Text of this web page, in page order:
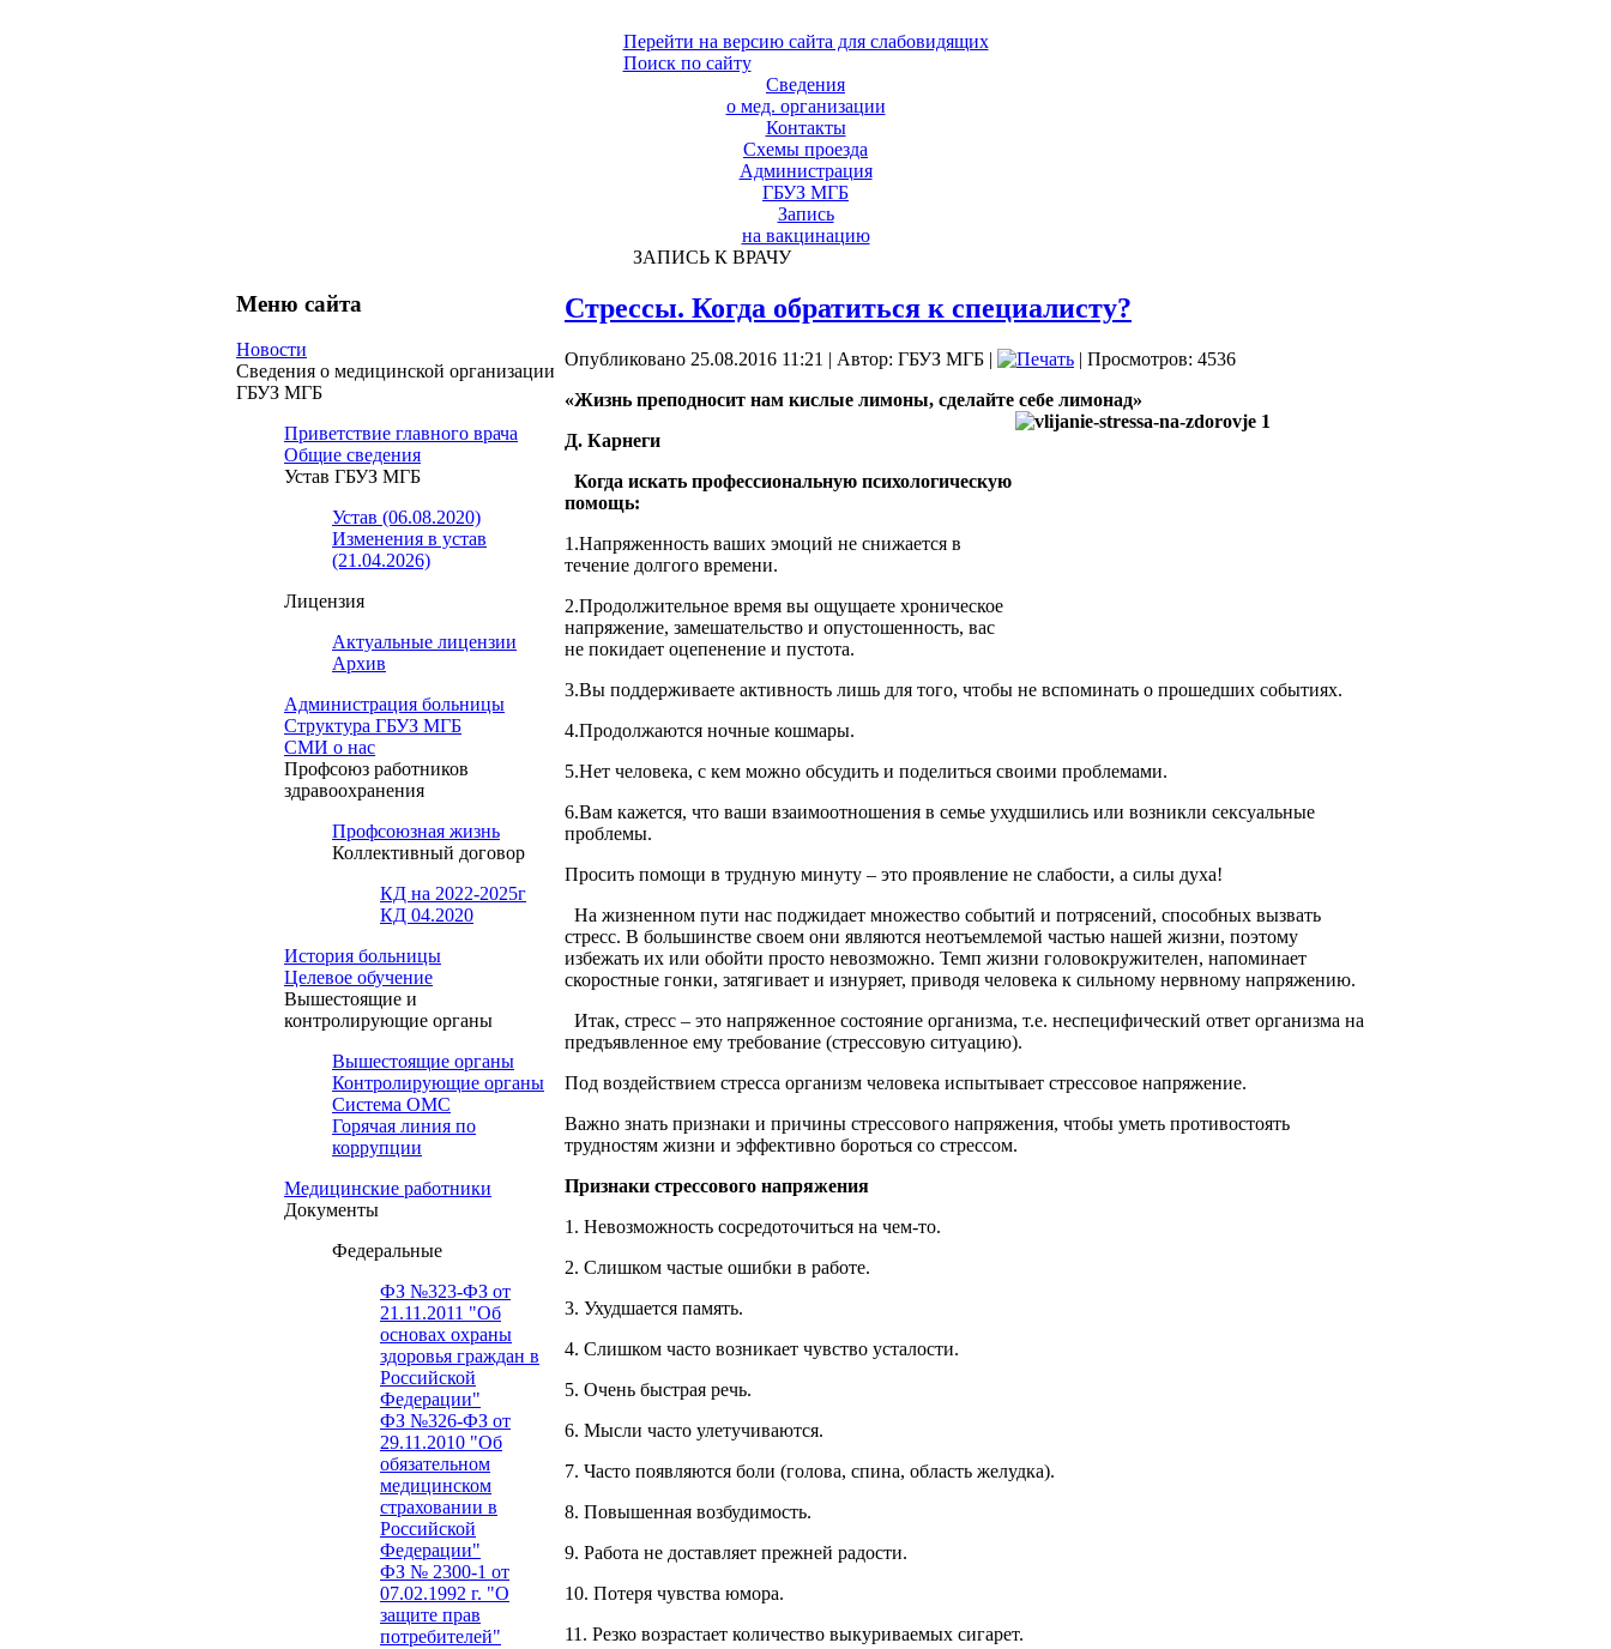
Перейти на версию сайта для слабовидящих
Поиск по сайту
Сведения
о мед. организации
Контакты
Схемы проезда
Администрация
ГБУЗ МГБ
Запись
на вакцинацию
ЗАПИСЬ К ВРАЧУ
Меню сайта
Новости
Сведения о медицинской организации
ГБУЗ МГБ
Приветствие главного врача
Общие сведения
Устав ГБУЗ МГБ
Устав (06.08.2020)
Изменения в устав
(21.04.2026)
Лицензия
Актуальные лицензии
Архив
Администрация больницы
Структура ГБУЗ МГБ
СМИ о нас
Профсоюз работников
здравоохранения
Профсоюзная жизнь
Коллективный договор
КД на 2022-2025г
КД 04.2020
История больницы
Целевое обучение
Вышестоящие и
контролирующие органы
Вышестоящие органы
Контролирующие органы
Система ОМС
Горячая линия по
коррупции
Медицинские работники
Документы
Федеральные
ФЗ №323-ФЗ от
21.11.2011 "Об
основах охраны
здоровья граждан в
Российской
Федерации"
ФЗ №326-ФЗ от
29.11.2010 "Об
обязательном
медицинском
страховании в
Российской
Федерации"
ФЗ № 2300-1 от
07.02.1992 г. "О
защите прав
потребителей"
Стрессы. Когда обратиться к специалисту?
Опубликовано 25.08.2016 11:21 | Автор: ГБУЗ МГБ |
| Просмотров: 4536
«Жизнь преподносит нам кислые лимоны, сделайте себе лимонад»
Д. Карнеги
Когда искать профессиональную психологическую
помощь:
1.Напряженность ваших эмоций не снижается в
течение долгого времени.
2.Продолжительное время вы ощущаете хроническое
напряжение, замешательство и опустошенность, вас
не покидает оцепенение и пустота.
3.Вы поддерживаете активность лишь для того, чтобы не вспоминать о прошедших событиях.
4.Продолжаются ночные кошмары.
5.Нет человека, с кем можно обсудить и поделиться своими проблемами.
6.Вам кажется, что ваши взаимоотношения в семье ухудшились или возникли сексуальные
проблемы.
Просить помощи в трудную минуту – это проявление не слабости, а силы духа!
На жизненном пути нас поджидает множество событий и потрясений, способных вызвать
стресс. В большинстве своем они являются неотъемлемой частью нашей жизни, поэтому
избежать их или обойти просто невозможно. Темп жизни головокружителен, напоминает
скоростные гонки, затягивает и изнуряет, приводя человека к сильному нервному напряжению.
Итак, стресс – это напряженное состояние организма, т.е. неспецифический ответ организма на
предъявленное ему требование (стрессовую ситуацию).
Под воздействием стресса организм человека испытывает стрессовое напряжение.
Важно знать признаки и причины стрессового напряжения, чтобы уметь противостоять
трудностям жизни и эффективно бороться со стрессом.
Признаки стрессового напряжения
1. Невозможность сосредоточиться на чем-то.
2. Слишком частые ошибки в работе.
3. Ухудшается память.
4. Слишком часто возникает чувство усталости.
5. Очень быстрая речь.
6. Мысли часто улетучиваются.
7. Часто появляются боли (голова, спина, область желудка).
8. Повышенная возбудимость.
9. Работа не доставляет прежней радости.
10. Потеря чувства юмора.
11. Резко возрастает количество выкуриваемых сигарет.